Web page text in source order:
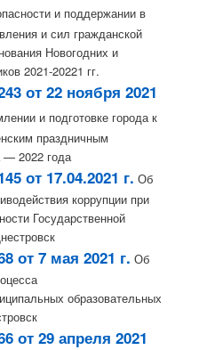
и поддержании в
и сил гражданской
Новогодних и
2021-20221 гг.
от 22 ноября 2021
и подготовке города к
праздничным
— 2022 года
от 17.04.2021 г. Об
коррупции при
Государственной
от 7 мая 2021 г. Об
образовательных
от 29 апреля 2021